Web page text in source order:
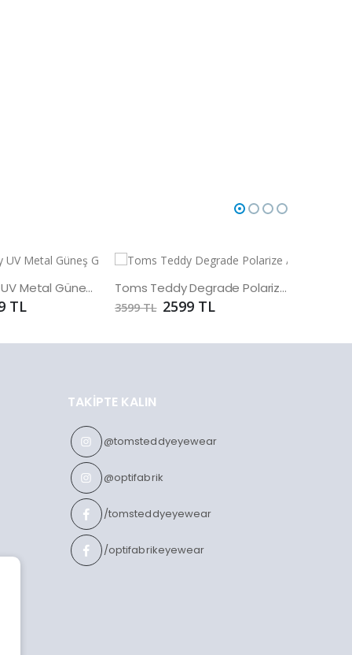
Toms Teddy UV Metal Güneş Gözlüğü
TL
Toms Teddy Degrade Polarize /UV Güneş Gözlüğü
3599 TL 2599 TL
TAKIPTE KALIN
@tomsteddyeyewear
@optifabrik
/tomsteddyeyewear
/optifabrikeyewear